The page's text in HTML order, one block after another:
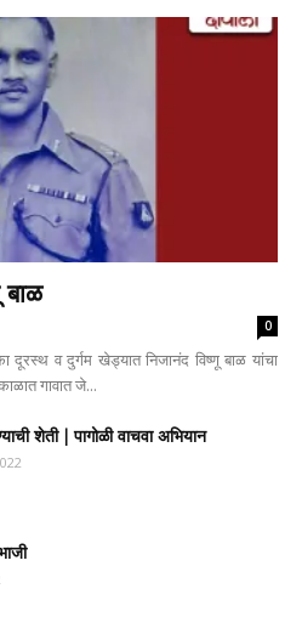
बाळ
0
दूरस्थ व दुर्गम खेड्यात निजानंद विष्णू बाळ यांचा
गावात जे...
शेती | पागोळी वाचवा अभियान